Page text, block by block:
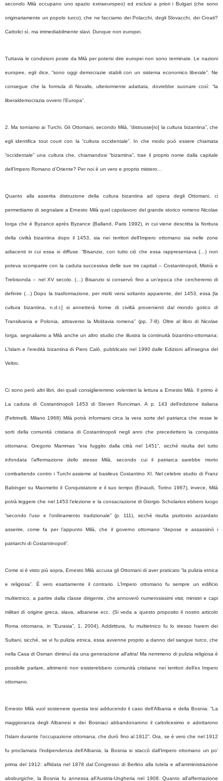
secondo Milà occupano uno spazio extraeuropeo) ed esclusi a priori i Bulgari (che sono
originariamente un popolo turco), che ne facciamo dei Polacchi, degli Slovacchi, dei Croati?
Cattolici sì, ma irrimediabilmente slavi. Dunque non europei.
Tuttavia le condizioni poste da Milà per potersi dire europei non sono terminate. Le nazioni
europee, egli dice, “sono oggi democrazie stabili con un sistema economico liberale”. Ne
consegue che la formula di Novalis, ulteriormente adattata, dovrebbe suonare così: “la
liberaldemocrazia ovvero l’Europa”.
2. Ma torniamo ai Turchi. Gli Ottomani, secondo Milà, “distrusse[ro] la cultura bizantina”, che
egli identifica tout court con la “cultura occidentale”. In che modo può essere chiamata
“occidentale” una cultura che, chiamandosi “bizantina”, trae il proprio nome dalla capitale
dell’Impero Romano d’Oriente? Per noi è un vero e proprio mistero…
Quanto alla asserita distruzione della cultura bizantina ad opera degli Ottomani, ci
permettiamo di segnalare a Ernesto Milà quel capolavoro del grande storico romeno Nicolae
Iorga che è Byzance après Byzance (Balland, Paris 1992), in cui viene descritta la fioritura
della civiltà bizantina dopo il 1453, sia nei territori dell’Impero ottomano sia nelle zone
adiacenti in cui essa si diffuse. “Bisanzio, con tutto ciò che essa rappresentava (…) non
poteva scomparire con la caduta successiva delle sue tre capitali – Costantinopoli, Mistrà e
Trebisonda – nel XV secolo. (…) Bisanzio si conservò fino a un’epoca che cercheremo di
definire (…) Dopo la trasformazione, per molti versi soltanto apparente, del 1453, essa [la
cultura bizantina, n.d.r.] si annetterà forme di civiltà provenienti dal mondo gotico di
Transilvania e Polonia, attraverso la Moldavia romena” (pp. 7-8). Oltre al libro di Nicolae
Iorga, segnaliamo a Milà anche un altro studio che illustra la continuità bizantino-ottomana:
L’Islam e l’eredità bizantina di Piero Calò, pubblicato nel 1990 dalle Edizioni all’insegna del
Veltro.
Ci sono però altri libri, dei quali consiglieremmo volentieri la lettura a Ernesto Milà. Il primo è
La caduta di Costantinopoli 1453 di Steven Runciman. A p. 143 dell’edizione italiana
(Feltrinelli, Milano 1968) Milà potrà informarsi circa la vera sorte del patriarca che resse le
sorti della comunità cristiana di Costantinopoli negli anni che precedettero la conquista
ottomana: Gregorio Mammas “era fuggito dalla città nel 1451”, sicché risulta del tutto
infondata l’affermazione dello stesso Milà, secondo cui il patriarca sarebbe morto
combattendo contro i Turchi assieme al basileus Costantino XI. Nel celebre studio di Franz
Babinger su Maometto il Conquistatore e il suo tempo (Einaudi, Torino 1967), invece, Milà
potrà leggere che nel 1453 l’elezione e la consacrazione di Giorgio Scholarios ebbero luogo
“secondo l’uso e l’ordinamento tradizionale” (p. 111), sicché risulta piuttosto azzardato
asserire, come fa per l’appunto Milà, che il governo ottomano “depose e assassinò i
patriarchi di Costantinopoli”.
Come si è visto più sopra, Ernesto Milà accusa gli Ottomani di aver praticato “la pulizia etnica
e religiosa”. È vero esattamente il contrario. L’Impero ottomano fu sempre un edificio
multietnico, a partire dalla classe dirigente, che annoverò numerosissimi visir, ministri e capi
militari di origine greca, slava, albanese ecc. (Si veda a questo proposito il nostro articolo
Roma ottomana, in “Eurasia”, 1, 2004). Addirittura, fu multietnico fu lo stesso harem dei
Sultani, sicché, se vi fu pulizia etnica, essa avvenne proprio a danno del sangue turco, che
nella Casa di Osman diminuì da una generazione all’altra! Ma nemmeno di pulizia religiosa è
possibile parlare, altrimenti non esisterebbero comunità cristiane nei territori dell’ex Impero
ottomano.
Ernesto Milà vuol sostenere questa tesi adducendo il caso dell’Albania e della Bosnia: “La
maggioranza degli Albanesi e dei Bosniaci abbandonarono il cattolicesimo e adottarono
l’Islam durante l’occupazione ottomana, che durò fino al 1912”. Ora, se è vero che nel 1912
fu proclamata l’indipendenza dell’Albania, la Bosnia si staccò dall’Impero ottomano un po’
prima del 1912: affidata nel 1878 dal Congresso di Berlino alla tutela e all’amministrazione
absburgiche, la Bosnia fu annessa all’Austria-Ungheria nel 1908. Quanto all’affermazione